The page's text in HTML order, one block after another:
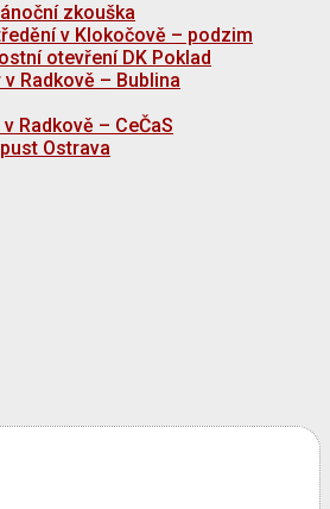
zkouška
v Klokočově – podzim
otevření DK Poklad
v Radkově – Bublina
Radkově – CeČaS
Ostrava